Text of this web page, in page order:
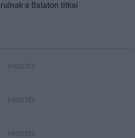
a Balaton titkai
HIRDETÉS
HÍRDETÉS
HÍRDETÉS